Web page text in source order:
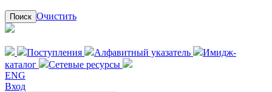
Поиск Очистить
Поступления Алфавитный указатель
Имидж-
каталог
Сетевые ресурсы
ENG
Вход